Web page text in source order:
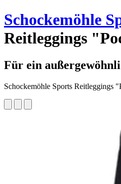
Schockemöhle
Reitleggings
Für ein
Schockemöhle Sports Reitleggings